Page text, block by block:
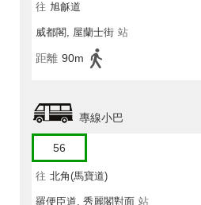
往 旭龢道
威都閣, 屋蘭士街 站
距離 90m
專線小巴
56
往 北角(馬寶道)
羅便臣道, 秀麗閣對面 站